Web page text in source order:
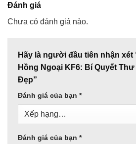
Đánh giá
Chưa có đánh giá nào.
Hãy là người đầu tiên nhận
Hồng Ngoại KF6: Bí Quyết Thư
Đẹp”
Đánh giá của bạn *
Đánh giá của bạn *